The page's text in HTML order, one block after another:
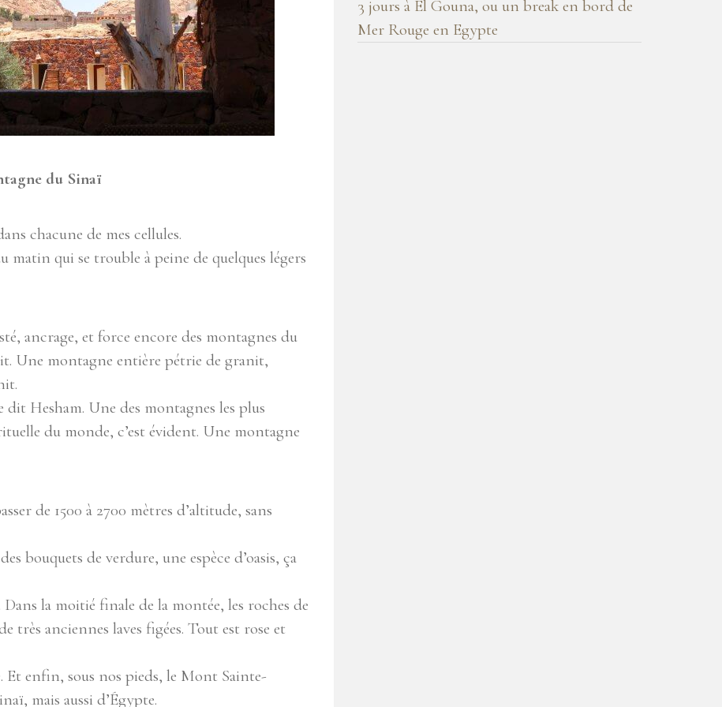
du Sinaï
chacune de mes cellules.
matin qui se trouble à peine de quelques légers
ancrage, et force encore des montagnes du
Une montagne entière pétrie de granit,
Hesham. Une des montagnes les plus
du monde, c’est évident. Une montagne
de 1500 à 2700 mètres d’altitude, sans
bouquets de verdure, une espèce d’oasis, ça
Dans la moitié finale de la montée, les roches de
très anciennes laves figées. Tout est rose et
Et enfin, sous nos pieds, le Mont Sainte-
mais aussi d’Égypte.
3 jours à El Gouna, ou un break en bord de
Mer Rouge en Egypte